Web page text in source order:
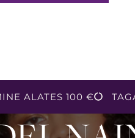
ALATES 100 €